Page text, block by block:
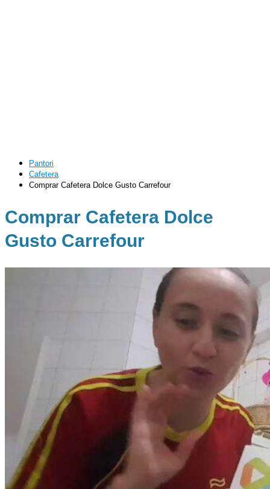
Pantori
Cafetera
Comprar Cafetera Dolce Gusto Carrefour
Comprar Cafetera Dolce
Gusto Carrefour